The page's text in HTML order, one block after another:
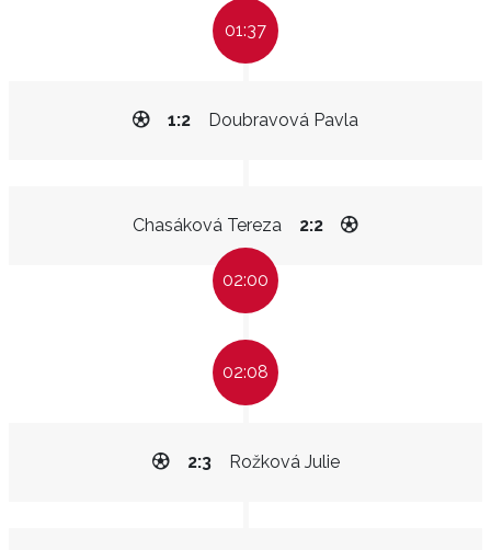
01:37
Doubravová Pavla
1:2
Chasáková Tereza 2:2
02:00
02:08
Rožková Julie
2:3